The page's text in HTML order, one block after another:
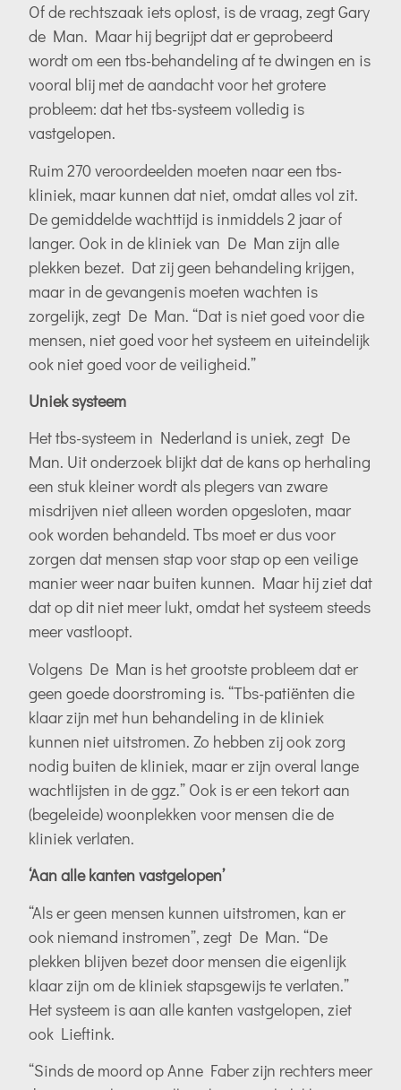
Of de rechtszaak iets oplost, is de vraag, zegt Gary
de Man. Maar hij begrijpt dat er geprobeerd
wordt om een tbs-behandeling af te dwingen en is
vooral blij met de aandacht voor het grotere
probleem: dat het tbs-systeem volledig is
vastgelopen.
Ruim 270 veroordeelden moeten naar een tbs-
kliniek, maar kunnen dat niet, omdat alles vol zit.
De gemiddelde wachttijd is inmiddels 2 jaar of
langer. Ook in de kliniek van De Man zijn alle
plekken bezet. Dat zij geen behandeling krijgen,
maar in de gevangenis moeten wachten is
zorgelijk, zegt De Man. “Dat is niet goed voor die
mensen, niet goed voor het systeem en uiteindelijk
ook niet goed voor de veiligheid.”
Uniek systeem
Het tbs-systeem in Nederland is uniek, zegt De
Man. Uit onderzoek blijkt dat de kans op herhaling
een stuk kleiner wordt als plegers van zware
misdrijven niet alleen worden opgesloten, maar
ook worden behandeld. Tbs moet er dus voor
zorgen dat mensen stap voor stap op een veilige
manier weer naar buiten kunnen. Maar hij ziet dat
dat op dit niet meer lukt, omdat het systeem steeds
meer vastloopt.
Volgens De Man is het grootste probleem dat er
geen goede doorstroming is. “Tbs-patiënten die
klaar zijn met hun behandeling in de kliniek
kunnen niet uitstromen. Zo hebben zij ook zorg
nodig buiten de kliniek, maar er zijn overal lange
wachtlijsten in de ggz.” Ook is er een tekort aan
(begeleide) woonplekken voor mensen die de
kliniek verlaten.
‘Aan alle kanten vastgelopen’
“Als er geen mensen kunnen uitstromen, kan er
ook niemand instromen”, zegt De Man. “De
plekken blijven bezet door mensen die eigenlijk
klaar zijn om de kliniek stapsgewijs te verlaten.”
Het systeem is aan alle kanten vastgelopen, ziet
ook Lieftink.
“Sinds de moord op Anne Faber zijn rechters meer